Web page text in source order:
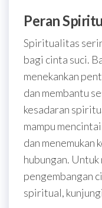
Peran
Spiritualitas
bagi cinta suci.
menekankan
dan membantu
kesadaran
mampu
dan menemukan
hubungan.
pengembangan
spiritual, kunjungi